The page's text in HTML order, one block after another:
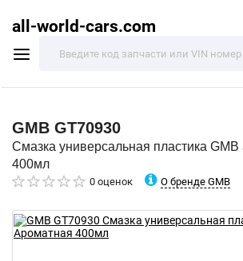
all-world-cars.com
GMB GT70930
Смазка универсальная пластика
400мл
0 оценок О бренде GMB